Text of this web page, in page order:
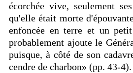
écorchée vive, seulement
qu'elle était morte
enfoncée en terre et un
probablement ajoute le
puisque, à côté de son
cendre de charbon» (pp. 43-4).